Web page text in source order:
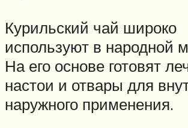
Курильский чай широко
используют в народной
На его основе готовят
настои и отвары для
наружного применения.